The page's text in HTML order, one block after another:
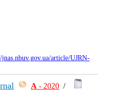
article/UJRN-
А - 2020 /